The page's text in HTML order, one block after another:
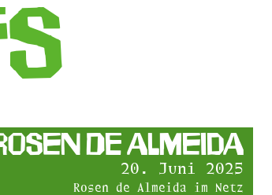
de Almeida
20. Juni 2025
Rosen de Almeida im Netz